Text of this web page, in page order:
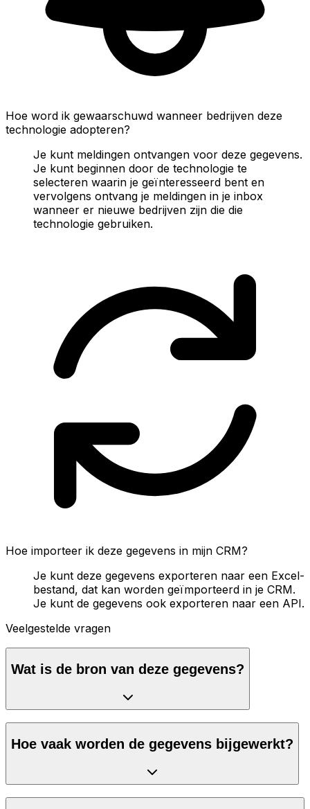
Hoe word ik gewaarschuwd wanneer bedrijven deze
technologie adopteren?
Je kunt meldingen ontvangen voor deze gegevens.
Je kunt beginnen door de technologie te
selecteren waarin je geïnteresseerd bent en
vervolgens ontvang je meldingen in je inbox
wanneer er nieuwe bedrijven zijn die die
technologie gebruiken.
Hoe importeer ik deze gegevens in mijn CRM?
Je kunt deze gegevens exporteren naar een Excel-
bestand, dat kan worden geïmporteerd in je CRM.
Je kunt de gegevens ook exporteren naar een API.
Veelgestelde vragen
Wat is de bron van deze gegevens?
Hoe vaak worden de gegevens bijgewerkt?